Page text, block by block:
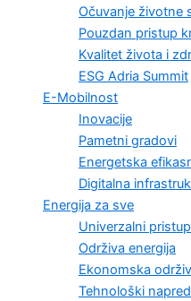
Očuvanje životne
Pouzdan pristup
Kvalitet života i
ESG Adria Summit
E-Mobilnost
Inovacije
Pametni gradovi
Energetska
Digitalna
Energija za sve
Univerzalni
Održiva energija
Ekonomska
Tehnološki